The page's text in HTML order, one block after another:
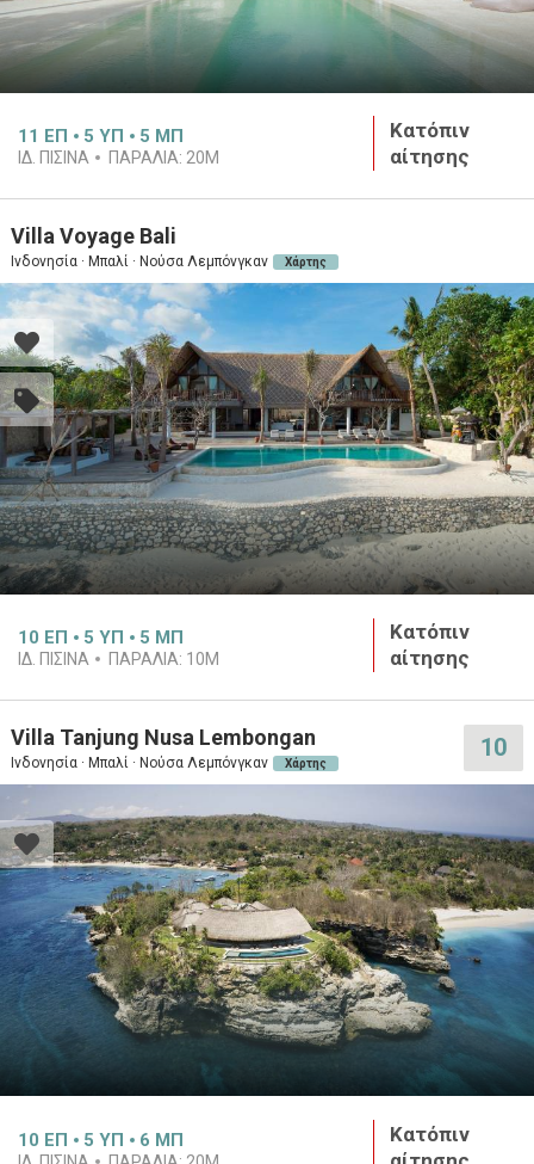
11 ΕΠ 5 ΥΠ 5 ΜΠ
ΙΔ. ΠΙΣΙΝΑ ΠΑΡΑΛΙΑ: 20M
Κατόπιν
αίτησης
Villa Voyage Bali
Ινδονησία · Μπαλί · Νούσα Λεμπόνγκαν Χάρτης
10 ΕΠ 5 ΥΠ 5 ΜΠ
ΙΔ. ΠΙΣΙΝΑ ΠΑΡΑΛΙΑ: 10M
Κατόπιν
αίτησης
Villa Tanjung Nusa Lembongan
Ινδονησία · Μπαλί · Νούσα Λεμπόνγκαν Χάρτης
10
10 ΕΠ 5 ΥΠ 6 ΜΠ
Κατόπιν